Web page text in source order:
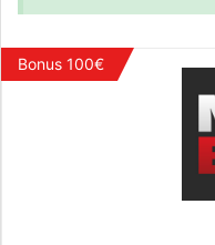
Bonus 100€